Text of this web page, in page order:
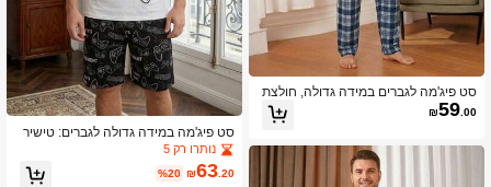
סט פיג'מה לגברים במידה גדולה, חולצת
טי עם הדפס אותיות אפורה בשרוול קצר
+ מכנסיים ארוכים במשבצות, עיצוב משע
₪59.00
סט פיג'מה במידה גדולה לגברים: טישיר
ט עם הדפס בקר משחקים בשרוול קצר +
מכנסיים עם הדפס בקר משחקים מלא, מ
תאים לפנאי בבית
נותרו רק 5
₪63.20
%20